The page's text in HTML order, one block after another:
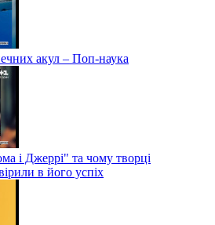
акул – Поп-наука
і Джеррі" та чому творці
в його успіх